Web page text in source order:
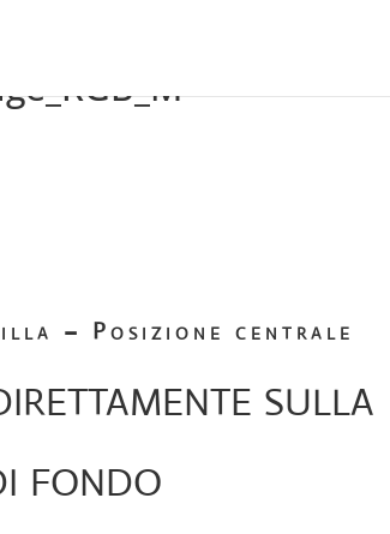
– Posizione centrale
sulla
fondo